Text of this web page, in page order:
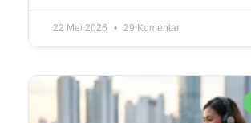
22 Mei 2026 29 Komentar